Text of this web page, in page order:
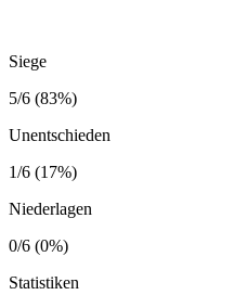
Siege
5/6 (83%)
Unentschieden
1/6 (17%)
Niederlagen
0/6 (0%)
Statistiken